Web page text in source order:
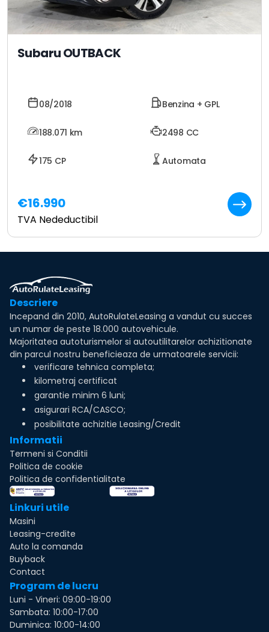
Subaru OUTBACK
08/2018 Benzina + GPL
188.071 km 2498 CC
175 CP Automata
€16.990
TVA Nedeductibil
Descriere
Incepand din 2010, AutoRulateLeasing a vandut cu succes
un numar de peste 18.000 autovehicule.
Majoritatea autoturismelor si autoutilitarelor achizitionate
din parcul nostru beneficieaza de urmatoarele servicii:
verificare tehnica completa;
kilometraj certificat
garantie minim 6 luni;
asigurari RCA/CASCO;
posibilitate achizitie Leasing/Credit
Informatii
Termeni si Conditii
Politica de cookie
Politica de confidentialitate
Linkuri utile
Masini
Leasing-credite
Auto la comanda
Buyback
Contact
Program de lucru
Luni - Vineri: 09:00-19:00
Sambata: 10:00-17:00
Duminica: 10:00-14:00